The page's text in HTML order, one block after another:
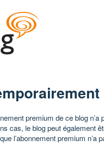
premium de ce blog
cas, le blog peut également
l’abonnement premium n’a